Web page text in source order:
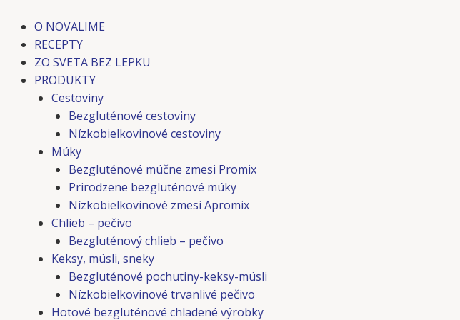
obsah
O NOVALIME
RECEPTY
ZO SVETA BEZ LEPKU
PRODUKTY
Cestoviny
Bezgluténové cestoviny
Nízkobielkovinové cestoviny
Múky
Bezgluténové múčne zmesi Promix
Prirodzene bezgluténové múky
Nízkobielkovinové zmesi Apromix
Chlieb – pečivo
Bezgluténový chlieb – pečivo
Keksy, müsli, sneky
Bezgluténové pochutiny-keksy-müsli
Nízkobielkovinové trvanlivé pečivo
Hotové bezgluténové chladené výrobky
navigation